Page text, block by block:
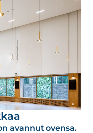
avannut ovensa.